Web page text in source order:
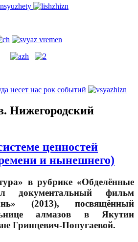
Нижегородский
ценностей
и нынешнего)
в рубрике «Обделённые
документальный фильм
(2013), посвящённый
алмазов в Якутии
Гринцевич-Попугаевой.